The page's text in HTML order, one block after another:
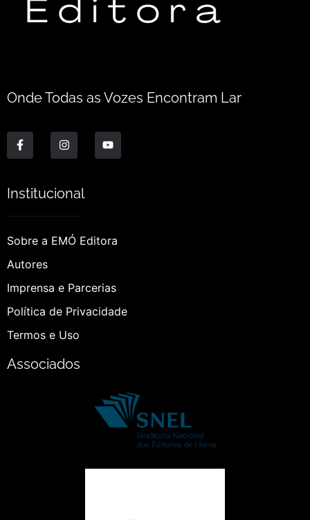
Onde Todas as Vozes Encontram Lar
Institucional
Sobre a EMÓ Editora
Autores
Imprensa e Parcerias
Política de Privacidade
Termos e Uso
Associados